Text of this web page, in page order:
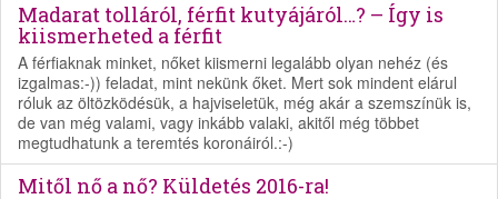
Madarat tolláról, férfit kutyájáról…? – Így is
kiismerheted a férfit
A férfiaknak minket, nőket kiismerni legalább olyan nehéz (és
izgalmas:-)) feladat, mint nekünk őket. Mert sok mindent elárul
róluk az öltözködésük, a hajviseletük, még akár a szemszínük is,
de van még valami, vagy inkább valaki, akitől még többet
megtudhatunk a teremtés koronáiról.:-)
Mitől nő a nő? Küldetés 2016-ra!